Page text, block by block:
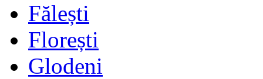
Fălești
Florești
Glodeni